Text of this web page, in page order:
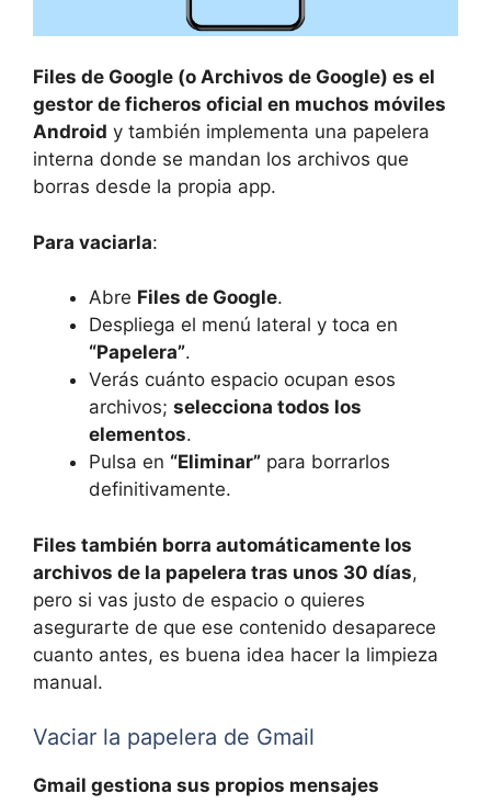
Files de Google (o Archivos de Google) es el
gestor de ficheros oficial en muchos móviles
Android y también implementa una papelera
interna donde se mandan los archivos que
borras desde la propia app.
Para vaciarla:
Abre Files de Google.
Despliega el menú lateral y toca en
“Papelera”.
Verás cuánto espacio ocupan esos
archivos; selecciona todos los
elementos.
Pulsa en “Eliminar” para borrarlos
definitivamente.
Files también borra automáticamente los
archivos de la papelera tras unos 30 días,
pero si vas justo de espacio o quieres
asegurarte de que ese contenido desaparece
cuanto antes, es buena idea hacer la limpieza
manual.
Vaciar la papelera de Gmail
Gmail gestiona sus propios mensajes